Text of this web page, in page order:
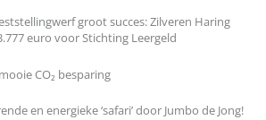
groot succes: Zilveren Haring
euro voor Stichting Leergeld
CO₂ besparing
en energieke ‘safari’ door Jumbo de Jong!